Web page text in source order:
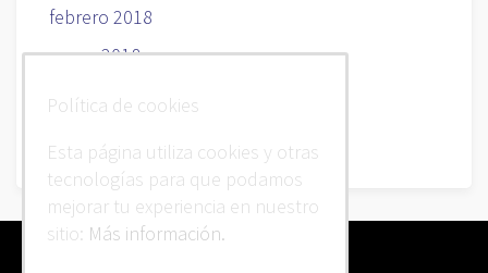
febrero 2018
enero 2018
diciembre 2017
Política de cookies
Esta página utiliza cookies y otras
tecnologías para que podamos
mejorar tu experiencia en nuestro
sitio: Más información.